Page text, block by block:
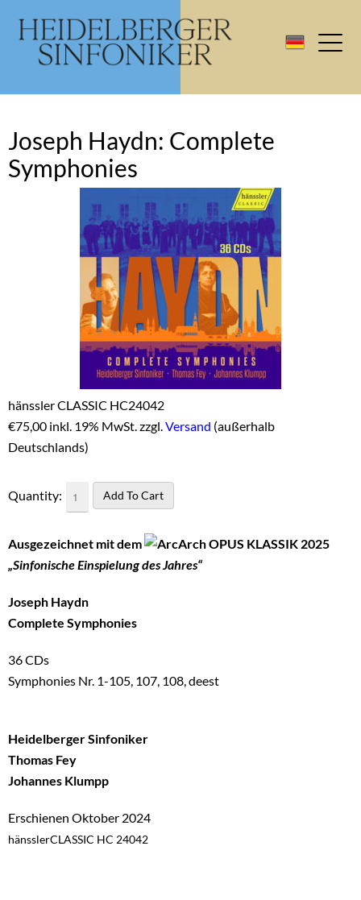
Joseph Haydn: Complete
Symphonies
hänssler CLASSIC HC24042
€75,00 inkl. 19% MwSt. zzgl.Versand (außerhalb
Deutschlands)
Quantity:
Ausgezeichnet mit dem
OPUS KLASSIK 2025
„Sinfonische Einspielung des Jahres“
Joseph Haydn
Complete Symphonies
36 CDs
Symphonies Nr. 1-105, 107, 108, deest
Heidelberger Sinfoniker
Thomas Fey
Johannes Klumpp
Erschienen Oktober 2024
hänsslerCLASSIC HC 24042